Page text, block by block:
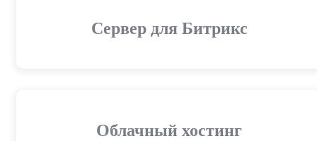
Сервер для Битрикс
Облачный хостинг